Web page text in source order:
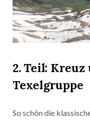
2. Teil:
Texelgruppe
So schön die